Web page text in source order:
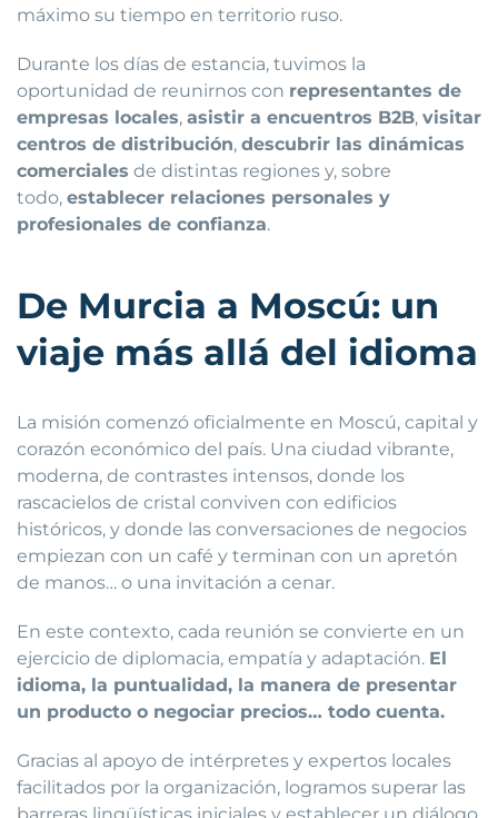
máximo su tiempo en territorio ruso.
Durante los días de estancia, tuvimos la
oportunidad de reunirnos con representantes de
empresas locales, asistir a encuentros B2B, visitar
centros de distribución, descubrir las dinámicas
comerciales de distintas regiones y, sobre
todo, establecer relaciones personales y
profesionales de confianza.
De Murcia a Moscú: un
viaje más allá del idioma
La misión comenzó oficialmente en Moscú, capital y
corazón económico del país. Una ciudad vibrante,
moderna, de contrastes intensos, donde los
rascacielos de cristal conviven con edificios
históricos, y donde las conversaciones de negocios
empiezan con un café y terminan con un apretón
de manos… o una invitación a cenar.
En este contexto, cada reunión se convierte en un
ejercicio de diplomacia, empatía y adaptación. El
idioma, la puntualidad, la manera de presentar
un producto o negociar precios… todo cuenta.
Gracias al apoyo de intérpretes y expertos locales
facilitados por la organización, logramos superar las